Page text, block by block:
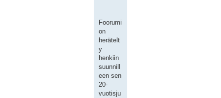
Foorumi
on
herätelt
y
henkiin
suunnill
een sen
20-
vuotisju